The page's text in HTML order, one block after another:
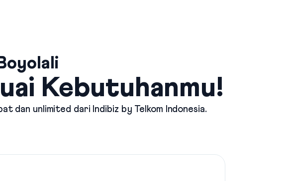
Kebutuhanmu!
dan unlimited dari Indibiz by Telkom Indonesia.